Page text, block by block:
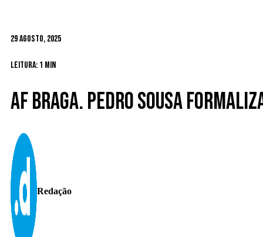
29 Agosto, 2025
Leitura: 1 min
AF Braga. Pedro Sousa
Redação